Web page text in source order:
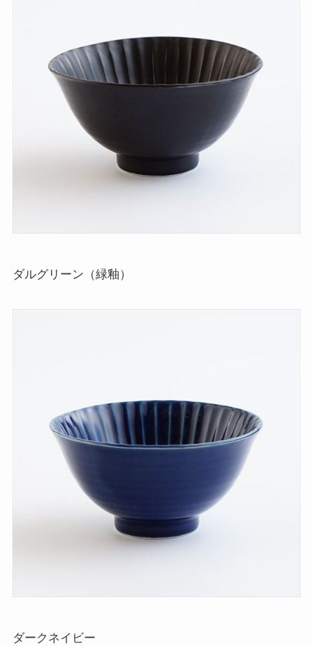
ダルグリーン（緑釉）
ダークネイビー